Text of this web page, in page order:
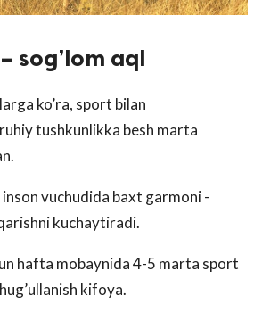
sog’lom aql
ko’ra, sport bilan
tushkunlikka besh marta
vuchudida baxt garmoni -
kuchaytiradi.
hafta mobaynida 4-5 marta sport
kifoya.